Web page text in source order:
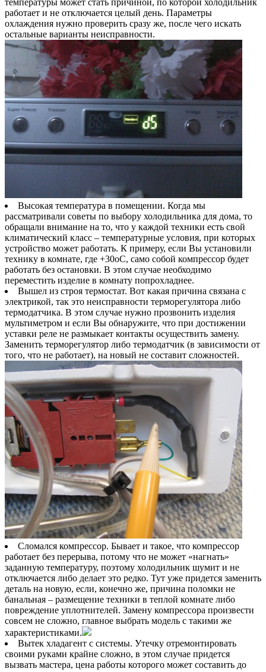
работает и не отключается целый день. Параметры
охлаждения нужно проверить сразу же, после чего искать
остальные варианты неисправности.
Высокая температура в помещении. Когда мы
рассматривали советы по выбору холодильника для дома, то
обращали внимание на то, что у каждой техники есть свой
климатический класс – температурные условия, при которых
устройство может работать. К примеру, если Вы установили
технику в комнате, где +30оС, само собой компрессор будет
работать без остановки. В этом случае необходимо
переместить изделие в комнату попрохладнее.
Вышел из строя термостат. Вот какая причина связана с
электрикой, так это неисправности терморегулятора либо
термодатчика. В этом случае нужно прозвонить изделия
мультиметром и если Вы обнаружите, что при достижении
уставки реле не размыкает контакты осуществить замену.
Заменить терморегулятор либо термодатчик (в зависимости от
того, что не работает), на новый не составит сложностей.
Сломался компрессор. Бывает и такое, что компрессор
работает без перерыва, потому что не может «нагнать»
заданную температуру, поэтому холодильник шумит и не
отключается либо делает это редко. Тут уже придется заменить
деталь на новую, если, конечно же, причина поломки не
банальная – размещение техники в теплой комнате либо
повреждение уплотнителей. Замену компрессора произвести
совсем не сложно, главное выбрать модель с такими же
характеристиками.
Вытек хладагент с системы. Утечку отремонтировать
своими руками крайне сложно, в этом случае придется
вызвать мастера, цена работы которого может составить до